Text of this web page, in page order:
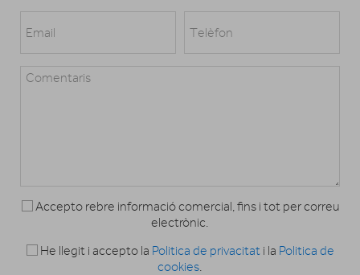
Accepto rebre informació comercial, fins i tot per correu
electrònic.
He llegit i accepto la Politica de privacitati la Politica de
cookies.